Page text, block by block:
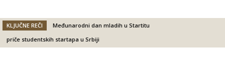
KLJUČNE REČI
Međunarodni dan mladih u Startitu
priče studentskih startapa u Srbiji